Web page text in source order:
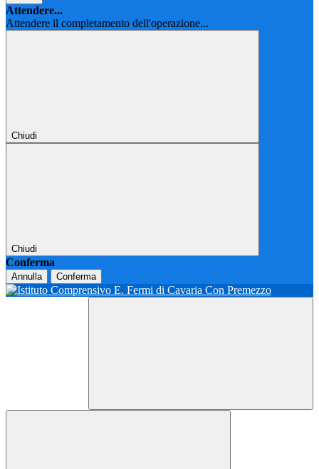
Attendere...
Attendere il completamento dell'operazione...
Chiudi
Chiudi
Conferma
Annulla Conferma